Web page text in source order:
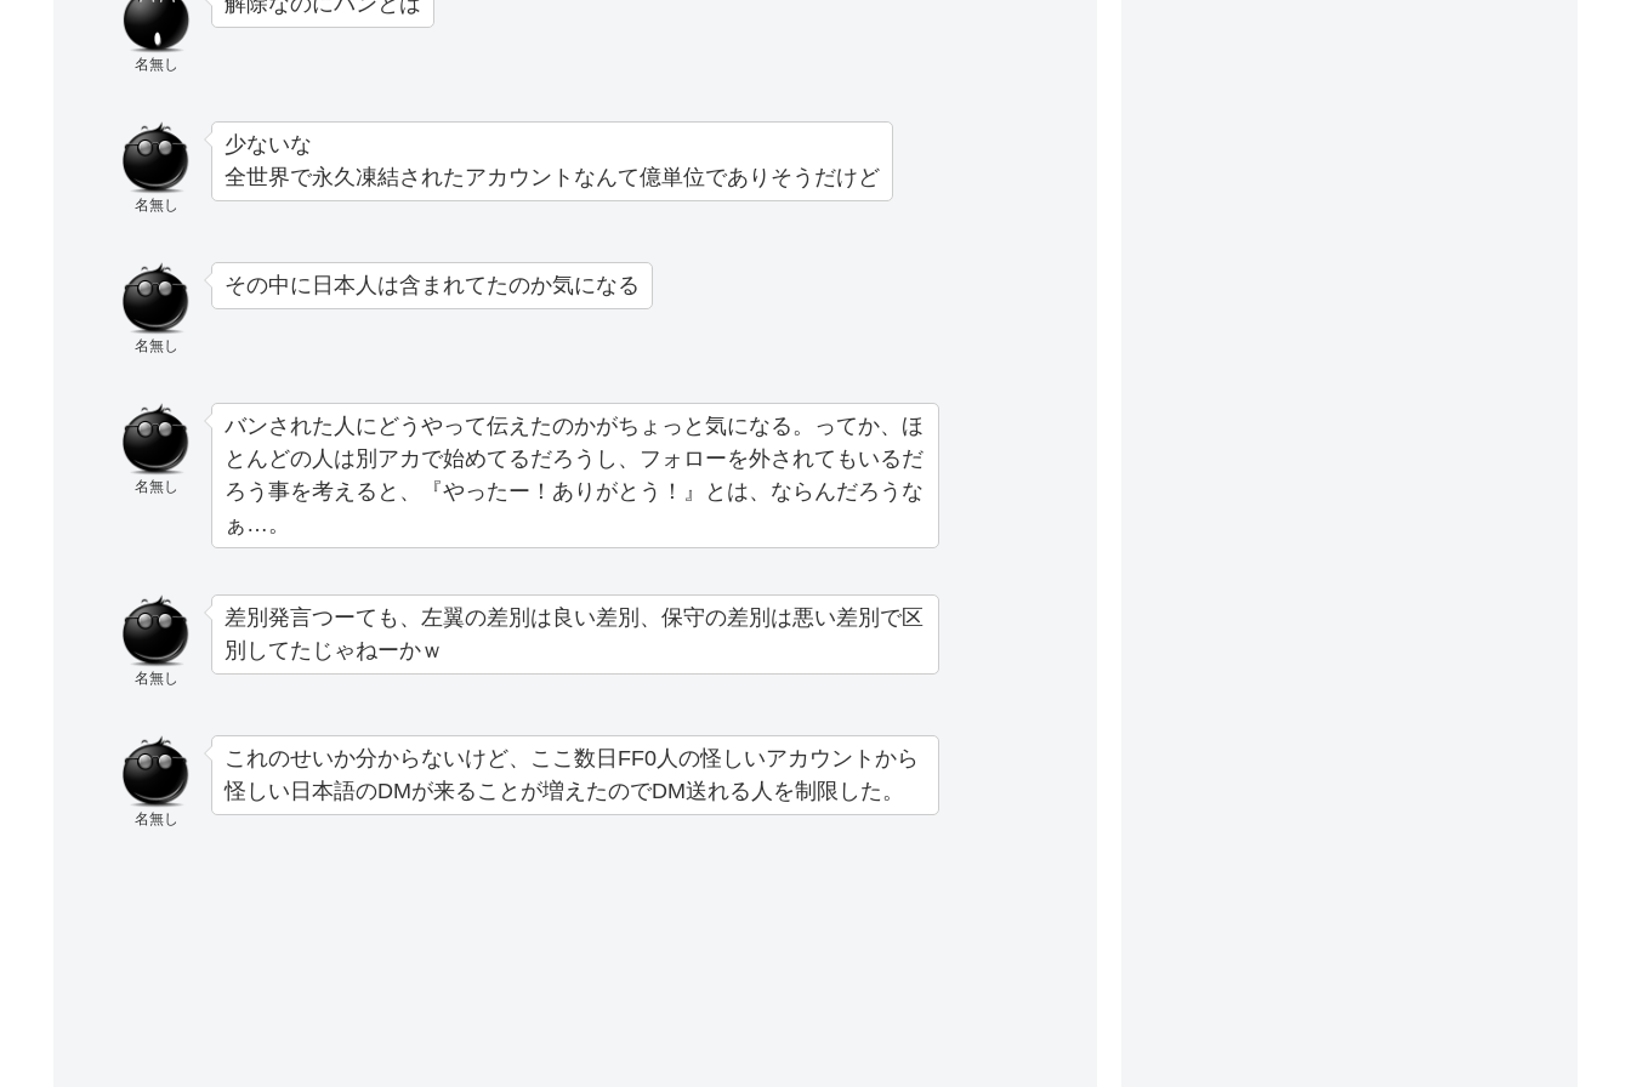
名無し
名無し
少ないな
全世界で永久凍結されたアカウントなんて億単位でありそうだけど
名無し
その中に日本人は含まれてたのか気になる
名無し
バンされた人にどうやって伝えたのかがちょっと気になる。ってか、ほ
とんどの人は別アカで始めてるだろうし、フォローを外されてもいるだ
ろう事を考えると、『やったー！ありがとう！』とは、ならんだろうな
ぁ…。
名無し
差別発言つーても、左翼の差別は良い差別、保守の差別は悪い差別で区
別してたじゃねーかｗ
名無し
これのせいか分からないけど、ここ数日FF0人の怪しいアカウントから
怪しい日本語のDMが来ることが増えたのでDM送れる人を制限した。